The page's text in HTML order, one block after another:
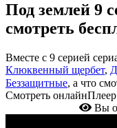
Под землей 9
смотреть
Вместе с 9 серией
Клюквенный щербет,
Беззащитные, а что
Смотреть онлайн
Вы